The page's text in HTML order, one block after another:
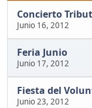
Concierto
Junio 16, 2012
Feria Junio
Junio 17, 2012
Fiesta del
Junio 23, 2012